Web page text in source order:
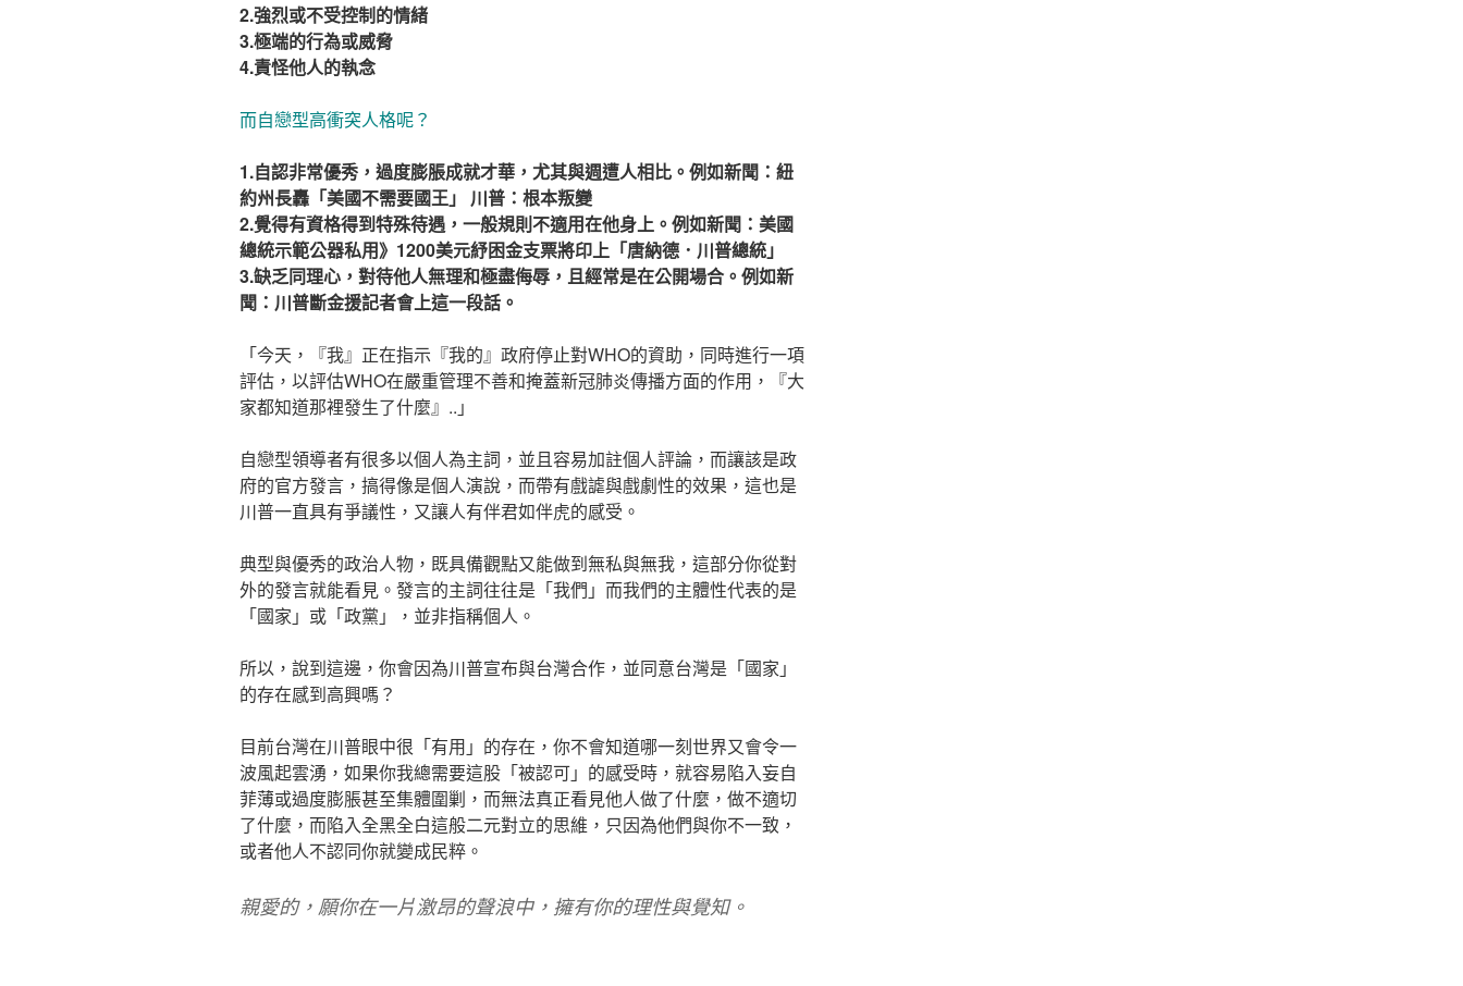
2.強烈或不受控制的情緒
3.極端的行為或威脅
4.責怪他人的執念
而自戀型高衝突人格呢？
1.自認非常優秀，過度膨脹成就才華，尤其與週遭人相比。例如新聞：紐
約州長轟「美國不需要國王」 川普：根本叛變
2.覺得有資格得到特殊待遇，一般規則不適用在他身上。例如新聞：美國
總統示範公器私用》1200美元紓困金支票將印上「唐納德．川普總統」
3.缺乏同理心，對待他人無理和極盡侮辱，且經常是在公開場合。例如新
聞：川普斷金援記者會上這一段話。
「今天，『我』正在指示『我的』政府停止對WHO的資助，同時進行一項
評估，以評估WHO在嚴重管理不善和掩蓋新冠肺炎傳播方面的作用，『大
家都知道那裡發生了什麼』..」
自戀型領導者有很多以個人為主詞，並且容易加註個人評論，而讓該是政
府的官方發言，搞得像是個人演說，而帶有戲謔與戲劇性的效果，這也是
川普一直具有爭議性，又讓人有伴君如伴虎的感受。
典型與優秀的政治人物，既具備觀點又能做到無私與無我，這部分你從對
外的發言就能看見。發言的主詞往往是「我們」而我們的主體性代表的是
「國家」或「政黨」，並非指稱個人。
所以，說到這邊，你會因為川普宣布與台灣合作，並同意台灣是「國家」
的存在感到高興嗎？
目前台灣在川普眼中很「有用」的存在，你不會知道哪一刻世界又會令一
波風起雲湧，如果你我總需要這股「被認可」的感受時，就容易陷入妄自
菲薄或過度膨脹甚至集體圍剿，而無法真正看見他人做了什麼，做不適切
了什麼，而陷入全黑全白這般二元對立的思維，只因為他們與你不一致，
或者他人不認同你就變成民粹。
親愛的，願你在一片激昂的聲浪中，擁有你的理性與覺知。